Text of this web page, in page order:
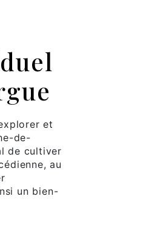
et
de-
de cultiver
au
un bien-